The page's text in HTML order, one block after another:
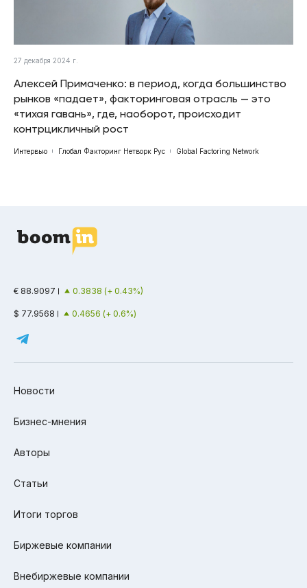
27 декабря 2024 г.
Алексей Примаченко: в период, когда большинство
рынков «падает», факторинговая отрасль — это
«тихая гавань», где, наоборот, происходит
контрцикличный рост
Интервью Глобал Факторинг Нетворк Рус Global Factoring Network
€ 88.9097 0.3838 (+ 0.43%)
$ 77.9568 0.4656 (+ 0.6%)
Новости
Бизнес-мнения
Авторы
Статьи
Итоги торгов
Биржевые компании
Внебиржевые компании